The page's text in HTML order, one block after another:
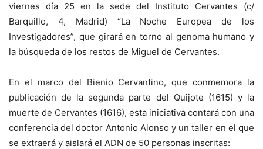
viernes día 25 en la sede del Instituto Cervantes (c/
Barquillo, 4, Madrid) “La Noche Europea de los
Investigadores”, que girará en torno al genoma humano y
la búsqueda de los restos de Miguel de Cervantes.
En el marco del Bienio Cervantino, que conmemora la
publicación de la segunda parte del Quijote (1615) y la
muerte de Cervantes (1616), esta iniciativa contará con una
conferencia del doctor Antonio Alonso y un taller en el que
se extraerá y aislará el ADN de 50 personas inscritas: